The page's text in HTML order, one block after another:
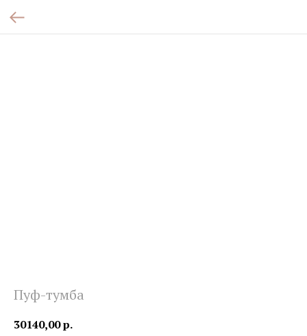
Пуф-тумба
30140,00р.